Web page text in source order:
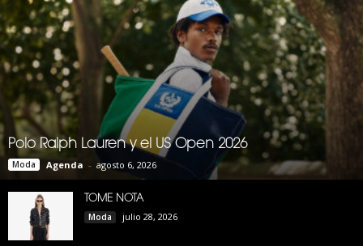
Polo Ralph Lauren y el US Open 2026
Moda Agenda - agosto 6, 2026
TOME NOTA
Moda julio 28, 2026